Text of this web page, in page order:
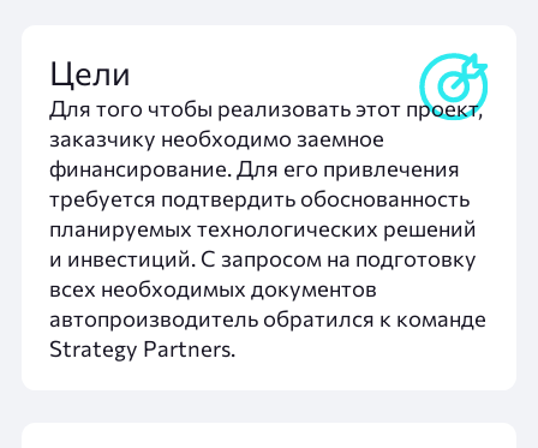
Цели
Для того чтобы реализовать этот проект,
заказчику необходимо заемное
финансирование. Для его привлечения
требуется подтвердить обоснованность
планируемых технологических решений
и инвестиций. С запросом на подготовку
всех необходимых документов
автопроизводитель обратился к команде
Strategy Partners.